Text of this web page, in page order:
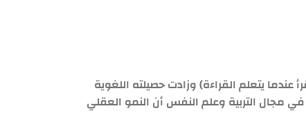
يتعلم القراءة) وزادت حصيلته اللغوية
مجال التربية وعلم النفس أن النمو العقلي